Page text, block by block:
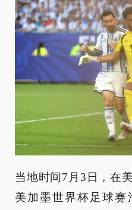
当地时间7月3日，在
美加墨世界杯足球赛